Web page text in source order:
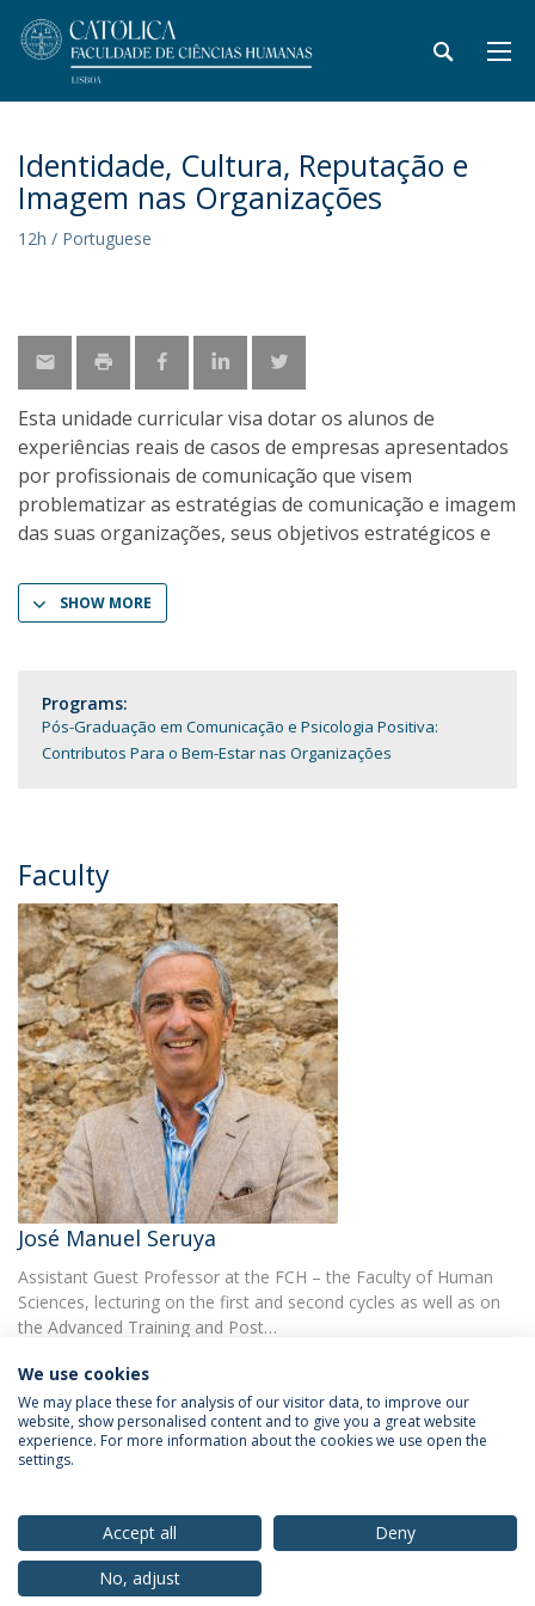
Identidade, Cultura, Reputação e
Imagem nas Organizações
12h / Portuguese
Esta unidade curricular visa dotar os alunos de
experiências reais de casos de empresas apresentados
por profissionais de comunicação que visem
problematizar as estratégias de comunicação e imagem
das suas organizações, seus objetivos estratégicos e
SHOW MORE
Programs:
Pós-Graduação em Comunicação e Psicologia Positiva:
Contributos Para o Bem-Estar nas Organizações
Faculty
José Manuel Seruya
Assistant Guest Professor at the FCH – the Faculty of Human
Sciences, lecturing on the first and second cycles as well as on
the Advanced Training and Post…
Privacy Policy
© 2026 Universidade Católica Portuguesa
We use cookies
We may place these for analysis of our visitor data, to improve our
website, show personalised content and to give you a great website
experience. For more information about the cookies we use open the
settings.
Accept all
Deny
No, adjust